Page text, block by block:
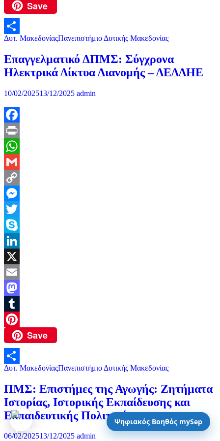
PinterestSave
Μοιραστείτε
Δυτ. ΜακεδονίαςΠανεπιστήμιο Δυτικής Μακεδονίας
Επαγγελματικό ΔΠΜΣ: Σύγχρονα
Ηλεκτρικά Δίκτυα Διανομής – ΔΕΔΔΗΕ
10/02/202513/12/2025 admin
Facebook
Print
WhatsApp
Gmail
Copy
Link
Messenger
Twitter
Skype
LinkedIn
X
Email
Mastodon
Tumblr
PinterestSave
Μοιραστείτε
Δυτ. ΜακεδονίαςΠανεπιστήμιο Δυτικής Μακεδονίας
ΠΜΣ: Επιστήμες της Αγωγής: Ζητήματα
Ιστορίας, Ιστορικής Εκπαίδευσης και
Εκπαιδευτικής Πολιτικής
06/02/202513/12/2025 admin
Ψηφιακός Βοηθός mySep